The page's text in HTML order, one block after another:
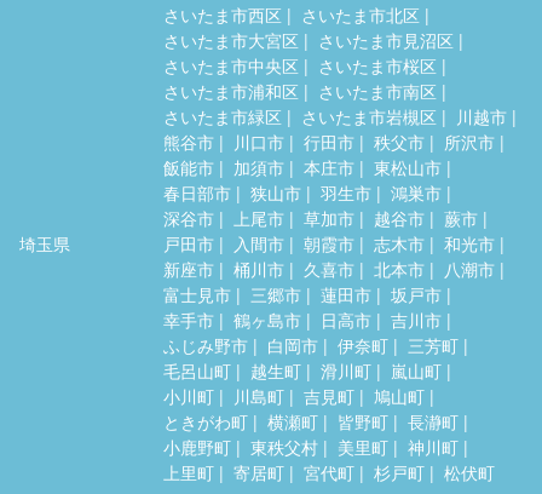
埼玉県
さいたま市西区
さいたま市北区
さいたま市大宮区
さいたま市見沼区
さいたま市中央区
さいたま市桜区
さいたま市浦和区
さいたま市南区
さいたま市緑区
さいたま市岩槻区
川越市
熊谷市
川口市 行田市 秩父市
所沢市
飯能市
加須市 本庄市
東松山市
春日部市
狭山市 羽生市
鴻巣市
深谷市
上尾市 草加市 越谷市
蕨市
戸田市
入間市 朝霞市 志木市
和光市
新座市
桶川市 久喜市 北本市
八潮市
富士見市
三郷市 蓮田市
坂戸市
幸手市
鶴ヶ島市 日高市
吉川市
ふじみ野市
白岡市 伊奈町
三芳町
毛呂山町
越生町 滑川町
嵐山町
小川町
川島町 吉見町
鳩山町
ときがわ町
横瀬町 皆野町
長瀞町
小鹿野町
東秩父村 美里町
神川町
上里町
寄居町 宮代町 杉戸町 松伏町